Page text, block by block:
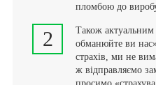
пломбою до
2
Також актуальним
обманюйте ви
страхів, ми не
ж відправляємо